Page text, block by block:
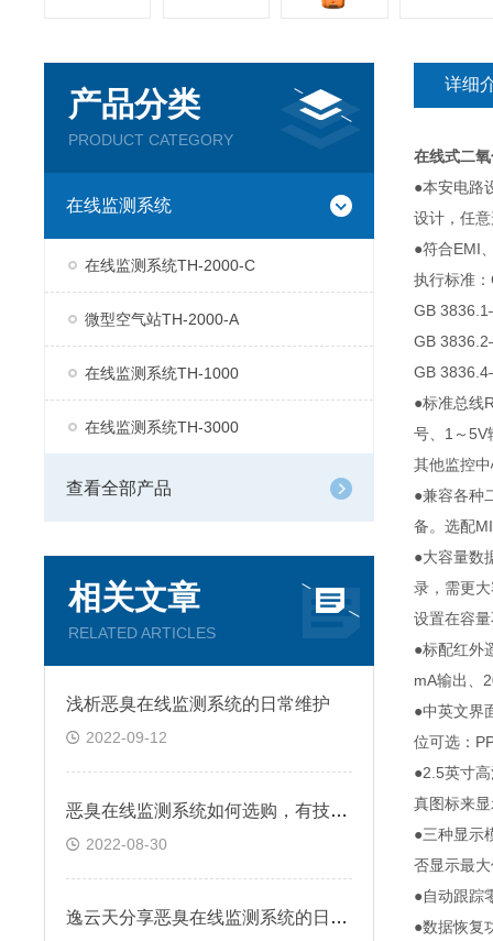
产品分类
PRODUCT CATEGORY
在线监测系统
在线监测系统TH-2000-C
微型空气站TH-2000-A
在线监测系统TH-1000
在线监测系统TH-3000
查看全部产品
相关文章
RELATED ARTICLES
浅析恶臭在线监测系统的日常维护
2022-09-12
恶臭在线监测系统如何选购，有技巧吗？
2022-08-30
逸云天分享恶臭在线监测系统的日常维护
详细
在线式二
●本安电路
设计，任
●符合EMI
执行标准
GB
GB
GB
●标准总线
号、1～5V
其他监控
●兼容各种
备。选配
●大容量数
录，需更
设置在容
●标配红外
mA输出、
●中英文界
位可选：
●2.5英寸
真图标来
●三种显示
否显示最
●自动跟踪
●数据恢复